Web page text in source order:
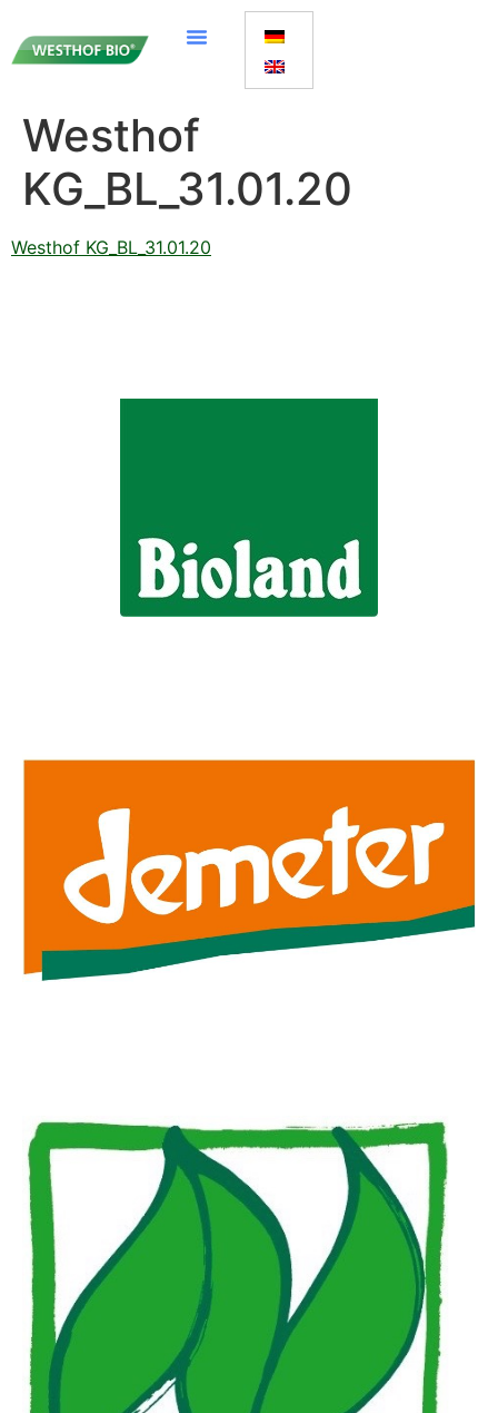
Westhof
KG_BL_31.01.20
Westhof KG_BL_31.01.20